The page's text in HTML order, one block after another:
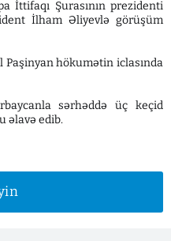
İttifaqı Şurasının prezidenti
İlham Əliyevlə görüşüm
hökumətin iclasında
sərhəddə üç keçid
əlavə edib.